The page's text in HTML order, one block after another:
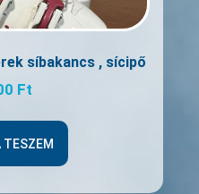
síbakancs , sícipő
Ft
TESZEM